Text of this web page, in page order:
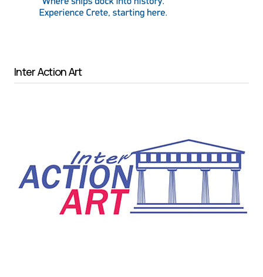
Inter Action Art